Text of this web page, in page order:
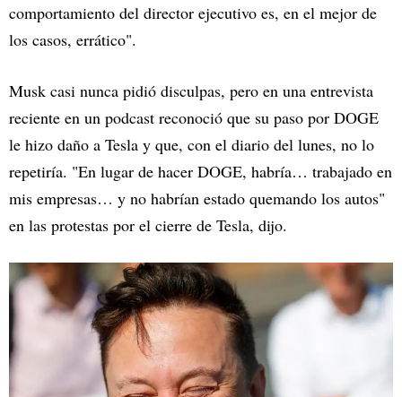
comportamiento del director ejecutivo es, en el mejor de
los casos, errático".
Musk casi nunca pidió disculpas, pero en una entrevista
reciente en un podcast reconoció que su paso por DOGE
le hizo daño a Tesla y que, con el diario del lunes, no lo
repetiría. "En lugar de hacer DOGE, habría… trabajado en
mis empresas… y no habrían estado quemando los autos"
en las protestas por el cierre de Tesla, dijo.